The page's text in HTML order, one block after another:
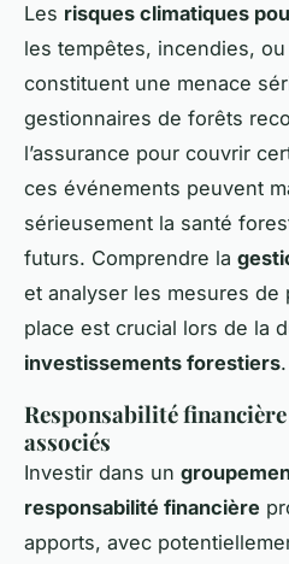
Les risques climatiques
les tempêtes, incendies,
constituent une menace
gestionnaires de forêts
l’assurance pour couvrir
ces événements peuvent
sérieusement la santé
futurs. Comprendre la
et analyser les mesures de
place est crucial lors de la
investissements forestiers.
Responsabilité
associés
Investir dans un
responsabilité financière
apports, avec